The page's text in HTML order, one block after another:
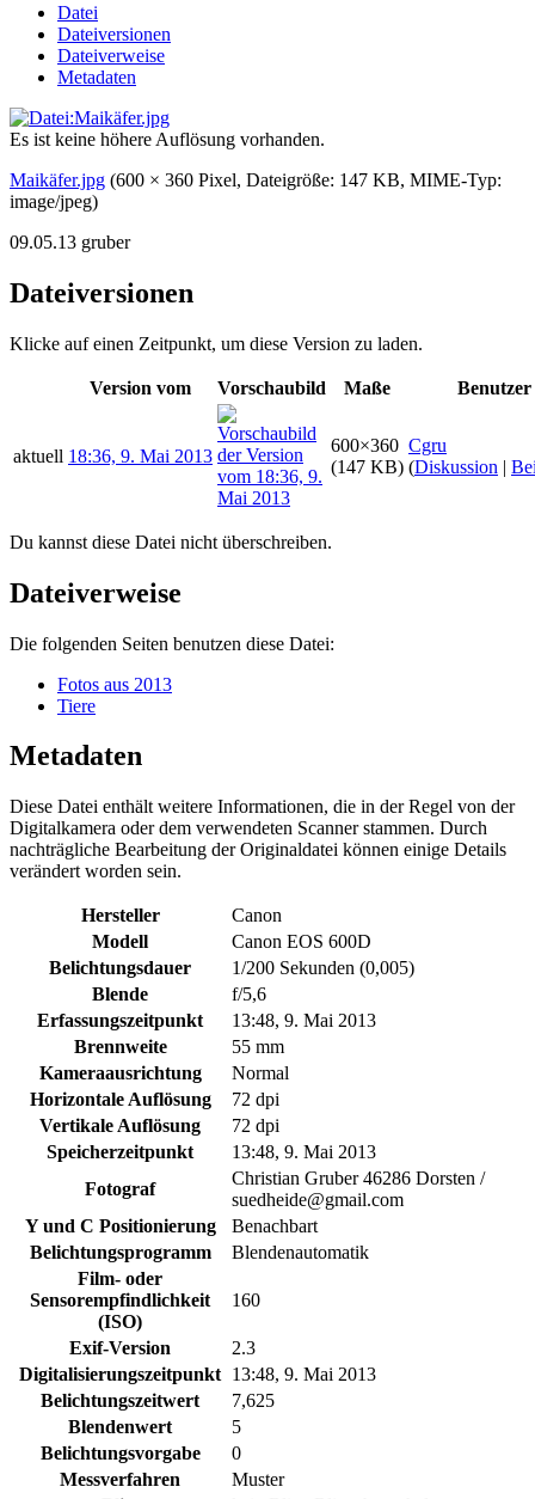
Datei
Dateiversionen
Dateiverweise
Metadaten
Es ist keine höhere Auflösung vorhanden.
Maikäfer.jpg (600 × 360 Pixel, Dateigröße: 147 KB, MIME-Typ:
image/jpeg)
09.05.13 gruber
Dateiversionen
Klicke auf einen Zeitpunkt, um diese Version zu laden.
Version vom Vorschaubild Maße Benutzer
aktuell 18:36, 9. Mai 2013
600×360
(147 KB)
Cgru
(Diskussion |
Du kannst diese Datei nicht überschreiben.
Dateiverweise
Die folgenden Seiten benutzen diese Datei:
Fotos aus 2013
Tiere
Metadaten
Diese Datei enthält weitere Informationen, die in der Regel von der
Digitalkamera oder dem verwendeten Scanner stammen. Durch
nachträgliche Bearbeitung der Originaldatei können einige Details
verändert worden sein.
Hersteller
Canon
Modell
Canon EOS 600D
Belichtungsdauer
1/200 Sekunden (0,005)
Blende
f/5,6
Erfassungszeitpunkt
13:48, 9. Mai 2013
Brennweite
55 mm
Kameraausrichtung
Normal
Horizontale Auflösung
72 dpi
Vertikale Auflösung
72 dpi
Speicherzeitpunkt
13:48, 9. Mai 2013
Fotograf
Christian Gruber 46286 Dorsten /
suedheide@gmail.com
Y und C Positionierung
Benachbart
Belichtungsprogramm
Blendenautomatik
Film- oder
Sensorempfindlichkeit
(ISO)
160
Exif-Version
2.3
Digitalisierungszeitpunkt 13:48, 9. Mai 2013
Belichtungszeitwert
7,625
Blendenwert
5
Belichtungsvorgabe
0
Messverfahren
Muster